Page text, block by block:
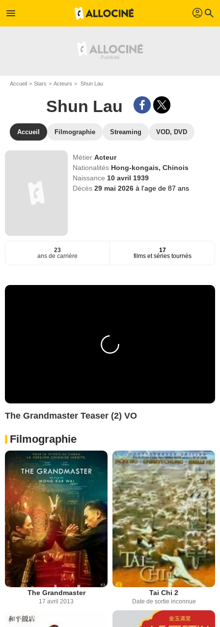
menu profil search
Accueil Stars Acteurs Shun Lau
Shun Lau
Accueil Filmographie Streaming VOD, DVD
MétierActeur
Nationalités Hong-kongais, Chinois
Naissance 10 avril 1939
Décès29 mai 2026à l'age de 87 ans
23
ans de carrière
17
films et séries tournés
The Grandmaster Teaser (2) VO
Filmographie
The Grandmaster
17 avril 2013
Tai Chi 2
Date de sortie inconnue